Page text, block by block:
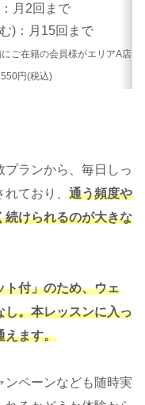
月2回まで
)：月15回まで
ご在籍の会員様がエリアA店舗
円(税込)
ランから、毎日しっ
ており、 通う頻度や
続けられるのが大きな
ト付」のため、ウェ
し。本レッスンに入っ
えます。
ペーンなども随時実